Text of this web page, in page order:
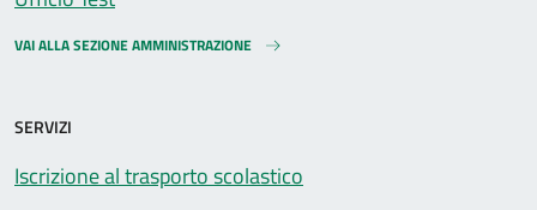
VAI ALLA SEZIONE AMMINISTRAZIONE
SERVIZI
Iscrizione al trasporto scolastico